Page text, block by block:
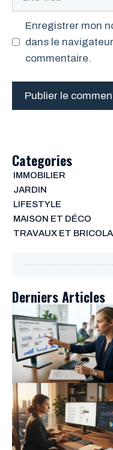
Enregistrer mon
dans le
commentaire.
Categories
IMMOBILIER
JARDIN
LIFESTYLE
MAISON ET DÉCO
TRAVAUX ET
Derniers Articles